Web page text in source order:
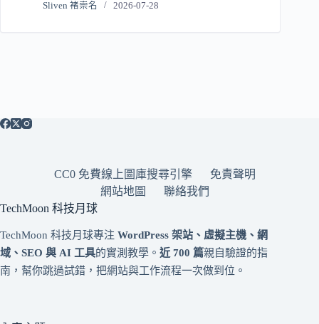
Sliven 褚崇名 2026-07-28
CC0 免費線上圖庫搜尋引擎
免責聲明
網站地圖
聯絡我們
TechMoon 科技月球
TechMoon 科技月球專注 WordPress 架站、虛擬主機、網
域、SEO 與 AI 工具的實測教學。 近 700 篇親自驗證的指
南，幫你跳過試錯，把網站與工作流程一次做到位。